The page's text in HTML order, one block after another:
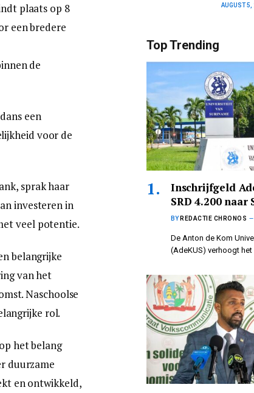
plaats op 8
een bredere
de
een
voor de
sprak haar
investeren in
veel potentie.
belangrijke
van het
Naschoolse
rol.
het belang
duurzame
en ontwikkeld,
AUGUST
Top Trending
Inschrijfgeld
SRD 4.200 naar
BY REDACTIE CHRONOS
De Anton de Kom
(AdeKUS) verhoogt